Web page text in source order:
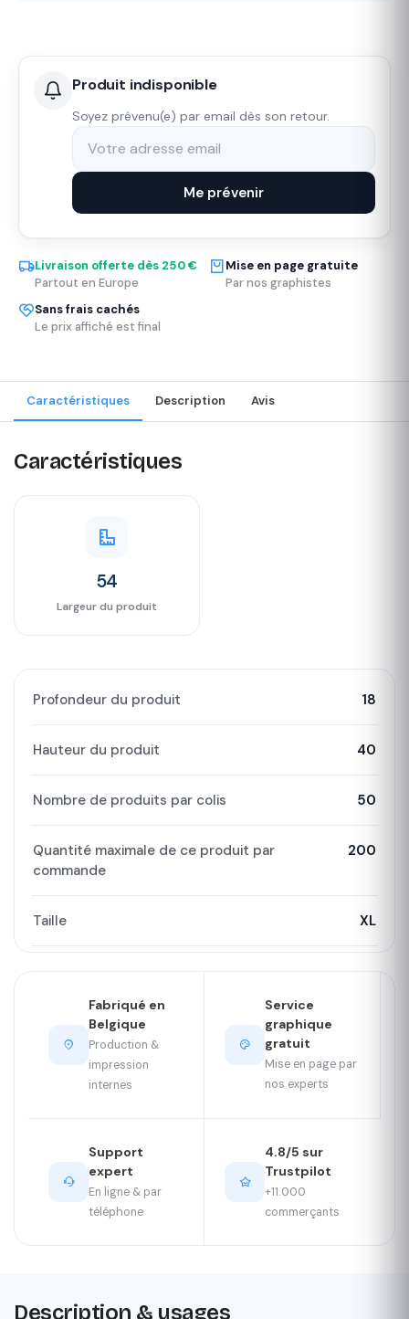
Produit indisponible
Soyez prévenu(e) par email dès son retour.
Me prévenir
Livraison offerte dès 250 €
Partout en Europe
Mise en page gratuite
Par nos graphistes
Sans frais cachés
Le prix affiché est final
Caractéristiques Description Avis
Caractéristiques
54
Largeur du produit
Profondeur du produit 18
Hauteur du produit 40
Nombre de produits par colis 50
Quantité maximale de ce produit par
commande
200
Taille XL
Fabriqué en
Belgique
Production &
impression
internes
Service
graphique
gratuit
Mise en page par
nos experts
Support
expert
En ligne & par
téléphone
4.8/5 sur
Trustpilot
+11.000
commerçants
Description & usages